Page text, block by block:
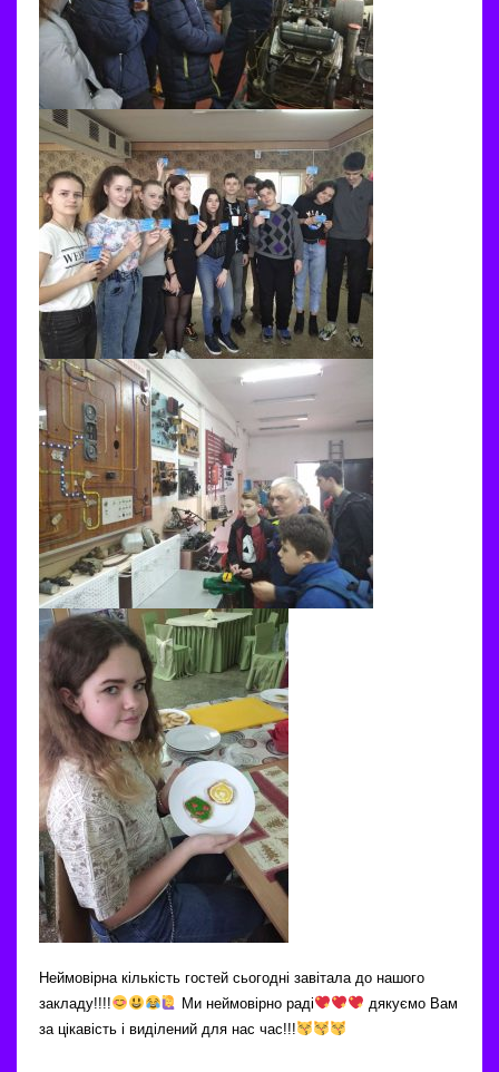
Неймовірна кількість гостей сьогодні завітала до нашого
закладу!!!!
Ми неймовірно раді
дякуємо Вам
за цікавість і виділений для нас час!!!